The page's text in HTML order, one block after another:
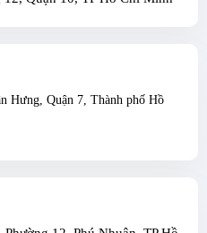
Hưng, Quận 7, Thành phố Hồ